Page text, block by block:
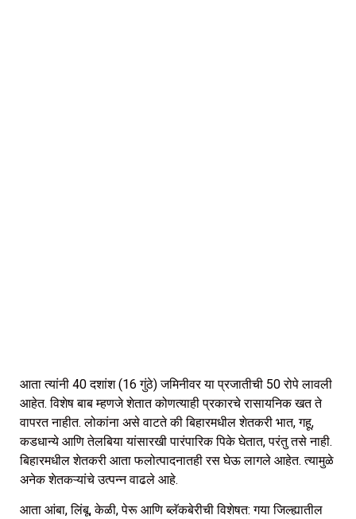
आता त्यांनी 40 दशांश (16 गुंठे) जमिनीवर या प्रजातीची 50 रोपे लावली
आहेत. विशेष बाब म्हणजे शेतात कोणत्याही प्रकारचे रासायनिक खत ते
वापरत नाहीत. लोकांना असे वाटते की बिहारमधील शेतकरी भात, गहू,
कडधान्ये आणि तेलबिया यांसारखी पारंपारिक पिके घेतात, परंतु तसे नाही.
बिहारमधील शेतकरी आता फलोत्पादनातही रस घेऊ लागले आहेत. त्यामुळे
अनेक शेतकऱ्यांचे उत्पन्न वाढले आहे.
आता आंबा, लिंबू, केळी, पेरू आणि ब्लॅकबेरीची विशेषत: गया जिल्ह्यातील